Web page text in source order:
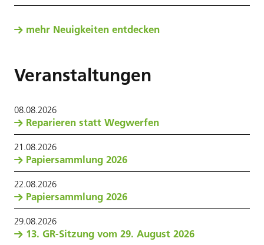
mehr Neuigkeiten entdecken
Veranstaltungen
08.08.2026
Reparieren statt Wegwerfen
21.08.2026
Papiersammlung 2026
22.08.2026
Papiersammlung 2026
29.08.2026
13. GR-Sitzung vom 29. August 2026